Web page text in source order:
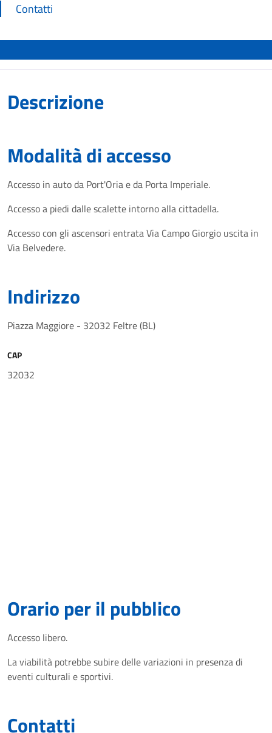
Contatti
Descrizione
Modalità di accesso
Accesso in auto da Port'Oria e da Porta Imperiale.
Accesso a piedi dalle scalette intorno alla cittadella.
Accesso con gli ascensori entrata Via Campo Giorgio uscita in
Via Belvedere.
Indirizzo
Piazza Maggiore - 32032 Feltre (BL)
CAP
32032
Orario per il pubblico
Accesso libero.
La viabilità potrebbe subire delle variazioni in presenza di
eventi culturali e sportivi.
Contatti